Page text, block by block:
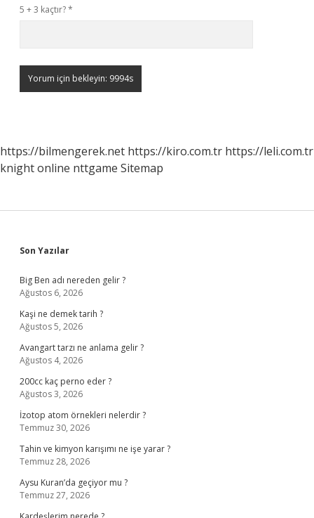
5 + 3 kaçtır?*
https://bilmengerek.net https://kiro.com.tr https://leli.com.tr
knight online nttgame Sitemap
Sidebar
Son Yazılar
Big Ben adı nereden gelir ?
Ağustos 6, 2026
Kaşi ne demek tarih ?
Ağustos 5, 2026
Avangart tarzı ne anlama gelir ?
Ağustos 4, 2026
200cc kaç perno eder ?
Ağustos 3, 2026
İzotop atom örnekleri nelerdir ?
Temmuz 30, 2026
Tahin ve kimyon karışımı ne işe yarar ?
Temmuz 28, 2026
Aysu Kuran’da geçiyor mu ?
Temmuz 27, 2026